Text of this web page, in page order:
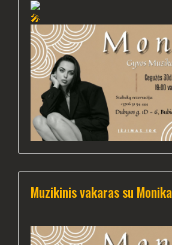
Muzikinis vakaras su Monika